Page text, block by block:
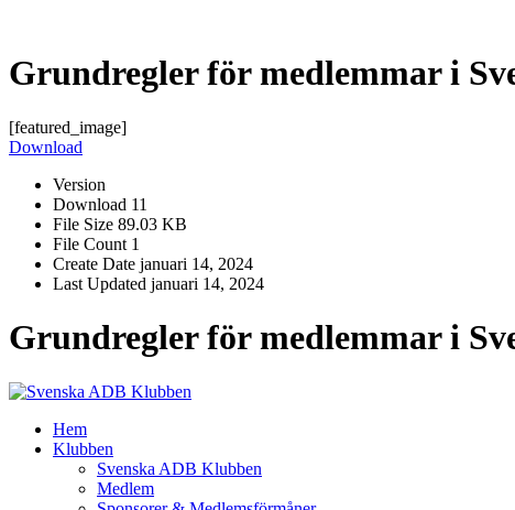
Grundregler för medlemmar i
[featured_image]
Download
Version
Download 11
File Size 89.03 KB
File Count 1
Create Date januari 14, 2024
Last Updated januari 14, 2024
Grundregler för medlemmar i
Hem
Klubben
Svenska ADB Klubben
Medlem